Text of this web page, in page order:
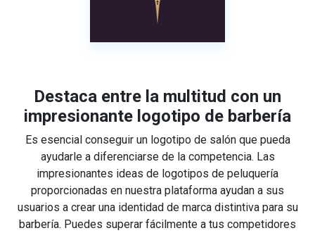
Destaca entre la multitud con un
impresionante logotipo de barbería
Es esencial conseguir un logotipo de salón que pueda
ayudarle a diferenciarse de la competencia. Las
impresionantes ideas de logotipos de peluquería
proporcionadas en nuestra plataforma ayudan a sus
usuarios a crear una identidad de marca distintiva para su
barbería. Puedes superar fácilmente a tus competidores